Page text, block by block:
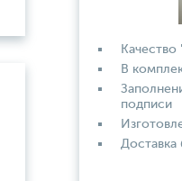
Качество
В
подписи
Доставка